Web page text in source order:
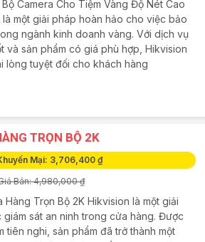
Camera Cho Tiệm Vàng Độ Nét Cao
một giải pháp hoàn hảo cho việc bảo
ngành kinh doanh vàng. Với dịch vụ
và sản phẩm có giá phù hợp, Hikvision
lòng tuyệt đối cho khách hàng
TRỌN BỘ 2K
Mại: 3,706,400 ₫
Bán: 4,980,000 ₫
Hàng Trọn Bộ 2K Hikvision là một giải
sát an ninh trong cửa hàng. Được
tiên nghi, sản phẩm đã trở thành một